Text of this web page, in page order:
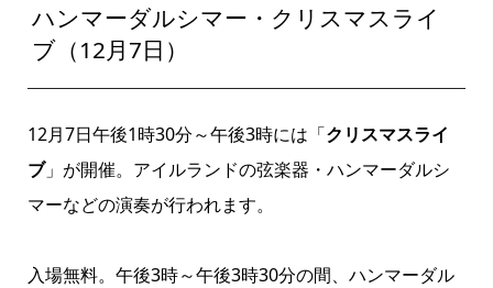
ハンマーダルシマー・クリスマスライ
ブ（12月7日）
12月7日午後1時30分～午後3時には「クリスマスライ
ブ」が開催。アイルランドの弦楽器・ハンマーダルシ
マーなどの演奏が行われます。
入場無料。午後3時～午後3時30分の間、ハンマーダル